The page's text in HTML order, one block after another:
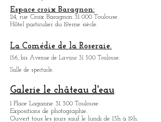
Chapelle des Carmélites Toulouse:
1, rue de Périgord 31 000 Toulouse
24, rue Croix Baragnon 31 000 Toulouse.
Hôtel particulier du 19eme siècle.
La Comédie de la Roseraie.
Salle de spectacle.
Galerie le château d'eau